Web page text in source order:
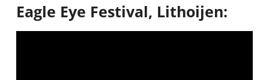
Eagle Eye Festival, Lithoijen: